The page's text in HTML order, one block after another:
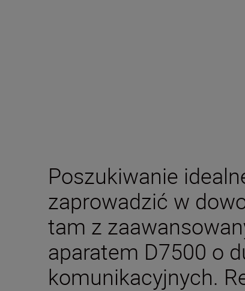
Poszukiwanie
zaprowadzić w
tam z
aparatem D7500 o
komunikacyjnych.